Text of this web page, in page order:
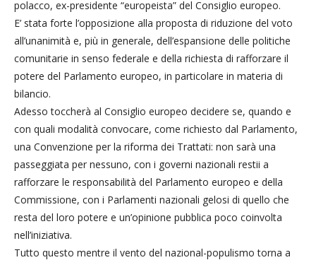
polacco, ex-presidente “europeista” del Consiglio europeo.
E’ stata forte l’opposizione alla proposta di riduzione del voto
all’unanimità e, più in generale, dell’espansione delle politiche
comunitarie in senso federale e della richiesta di rafforzare il
potere del Parlamento europeo, in particolare in materia di
bilancio.
Adesso toccherà al Consiglio europeo decidere se, quando e
con quali modalità convocare, come richiesto dal Parlamento,
una Convenzione per la riforma dei Trattati: non sarà una
passeggiata per nessuno, con i governi nazionali restii a
rafforzare le responsabilità del Parlamento europeo e della
Commissione, con i Parlamenti nazionali gelosi di quello che
resta del loro potere e un’opinione pubblica poco coinvolta
nell’iniziativa.
Tutto questo mentre il vento del nazional-populismo torna a